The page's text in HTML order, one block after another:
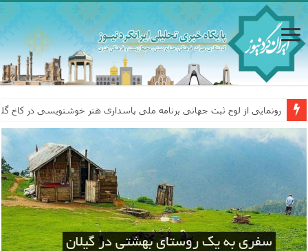
رونمایی از لوح ثبت جهانی برنامه ملی پاسداری هنر خوشنویسی در کاخ
سفری به یک روستای بهشتی در گیلان